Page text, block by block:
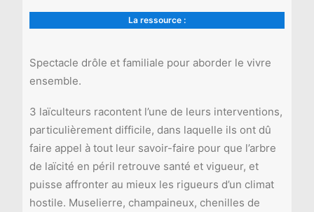
La ressource :
Spectacle drôle et familiale pour aborder le vivre
ensemble.
3 laïculteurs racontent l’une de leurs interventions,
particulièrement difficile, dans laquelle ils ont dû
faire appel à tout leur savoir-faire pour que l’arbre
de laïcité en péril retrouve santé et vigueur, et
puisse affronter au mieux les rigueurs d’un climat
hostile. Muselierre, champaineux, chenilles de